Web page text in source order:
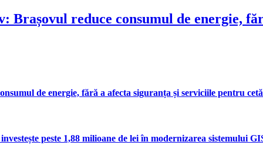
Brașovul reduce consumul de energie,
de energie, fără a afecta siguranța și serviciile pentru
peste 1,88 milioane de lei în modernizarea sistemului